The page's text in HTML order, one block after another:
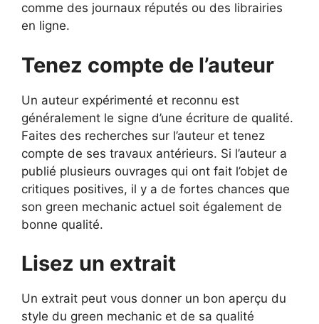
comme des journaux réputés ou des librairies
en ligne.
Tenez compte de l’auteur
Un auteur expérimenté et reconnu est
généralement le signe d’une écriture de qualité.
Faites des recherches sur l’auteur et tenez
compte de ses travaux antérieurs. Si l’auteur a
publié plusieurs ouvrages qui ont fait l’objet de
critiques positives, il y a de fortes chances que
son green mechanic actuel soit également de
bonne qualité.
Lisez un extrait
Un extrait peut vous donner un bon aperçu du
style du green mechanic et de sa qualité